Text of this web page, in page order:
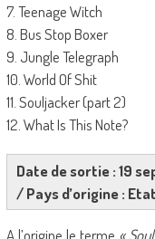
7. Teenage Witch
8. Bus Stop Boxer
9. Jungle Telegraph
10. World Of Shit
11. Souljacker (part 2)
12. What Is This Note?
Date de sortie : 19
/ Pays d’origine :
A l’origine le terme «